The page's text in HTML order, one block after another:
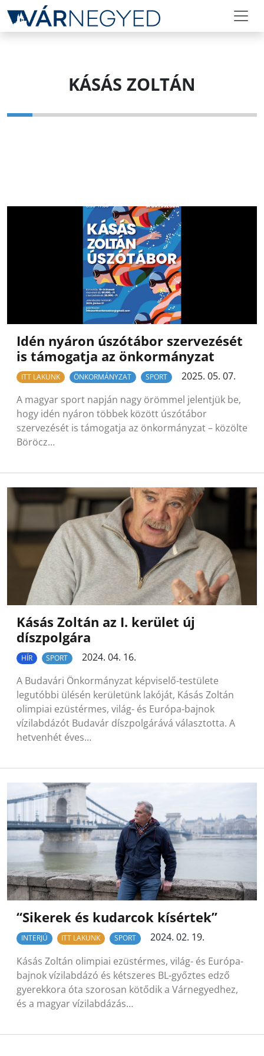
KÁSÁS ZOLTÁN
Idén nyáron úszótábor szervezését
is támogatja az önkormányzat
ITT LAKUNK ÖNKORMÁNYZAT SPORT
2025. 05. 07.
A magyar sport napján nagy örömmel jelentjük be,
hogy idén nyáron többek között úszótábor
szervezését is támogatja az önkormányzat – közölte
Böröcz…
Kásás Zoltán az I. kerület új
díszpolgára
HÍR SPORT
2024. 04. 16.
A Budavári Önkormányzat képviselő-testülete
legutóbbi ülésén kerületünk lakóját, Kásás Zoltán
olimpiai ezüstérmes, világ- és Európa-bajnok
vízilabdázót Budavár díszpolgárává választotta. A
hetvenhét éves…
“Sikerek és kudarcok kísértek”
INTERJÚ ITT LAKUNK SPORT
2024. 02. 19.
Kásás Zoltán olimpiai ezüstérmes, világ- és Európa-
bajnok vízilabdázó és kétszeres BL-győztes edző
gyerekkora óta szorosan kötődik a Várnegyedhez,
és a magyar vízilabdázás…